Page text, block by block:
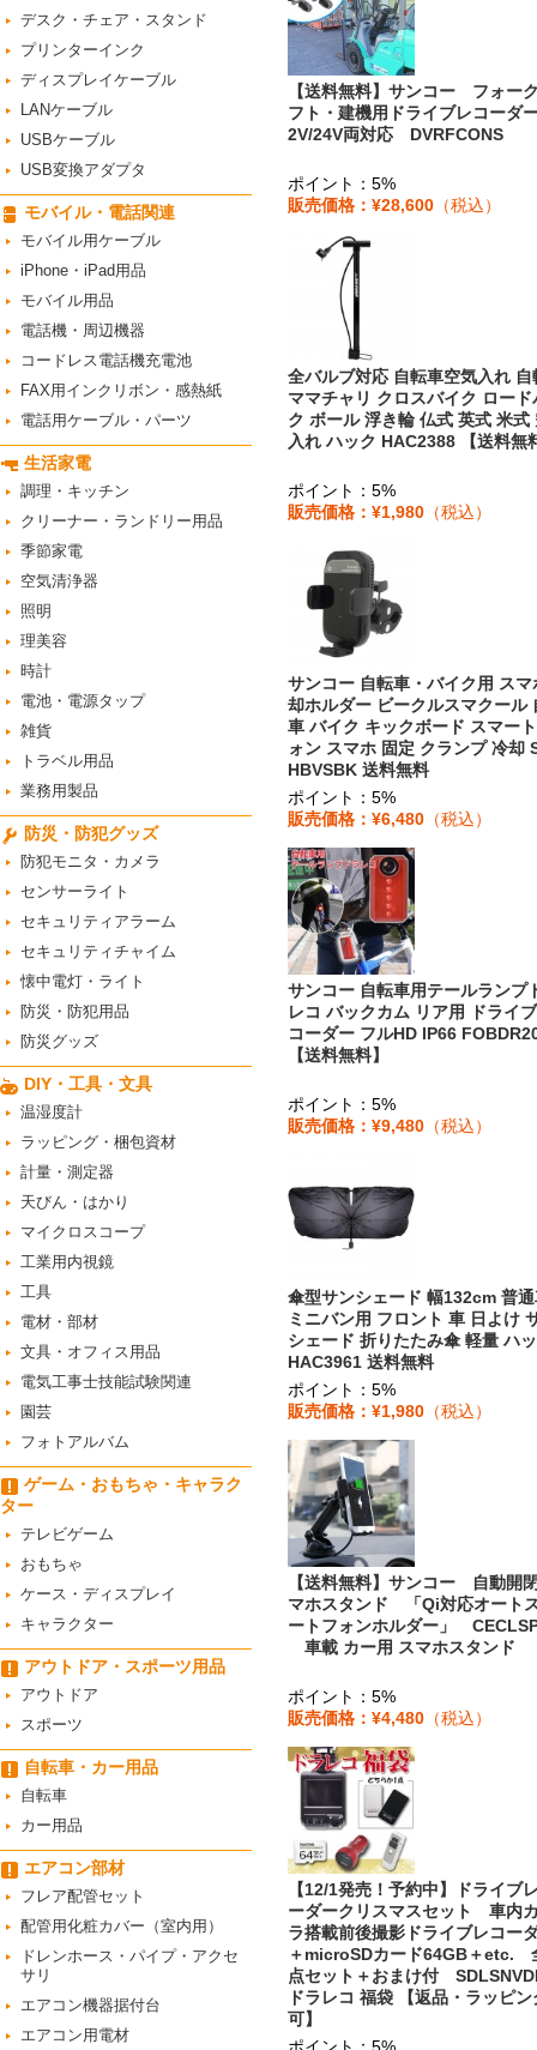
【送料無料】サンコー フォー
フト・建機用ドライブレコー
2V/24V両対応 DVRFCONS
ポイント：5%
販売価格：¥28,600 （税込）
全バルブ対応 自転車空気入れ 自
ママチャリ クロスバイク ロード
ク ボール 浮き輪 仏式 英式 米式
入れ ハック HAC2388 【送料無
ポイント：5%
販売価格：¥1,980 （税込）
サンコー 自転車・バイク用 スマ
却ホルダー ビークルスマクール
車 バイク キックボード スマー
ォン スマホ 固定 クランプ 冷却
HBVSBK 送料無料
ポイント：5%
販売価格：¥6,480 （税込）
サンコー 自転車用テールランプ
レコ バックカム リア用 ドライ
コーダー フルHD IP66
【送料無料】
ポイント：5%
販売価格：¥9,480 （税込）
傘型サンシェード 幅132cm 普
ミニバン用 フロント 車 日よけ
シェード 折りたたみ傘 軽量 ハ
HAC3961 送料無料
ポイント：5%
販売価格：¥1,980 （税込）
【送料無料】サンコー 自動開
マホスタンド 「Qi対応オート
ートフォンホルダー」
車載 カー用 スマホスタンド
ポイント：5%
販売価格：¥4,480 （税込）
【12/1発売！予約中】ドライブ
ーダークリスマスセット 車内
ラ搭載前後撮影ドライブレコー
＋microSDカード64GB＋etc.
点セット＋おまけ付
ドラレコ 福袋 【返品・ラッピン
可】
デスク・チェア・スタンド
プリンターインク
ディスプレイケーブル
LANケーブル
USBケーブル
USB変換アダプタ
モバイル・電話関連
モバイル用ケーブル
iPhone・iPad用品
モバイル用品
電話機・周辺機器
コードレス電話機充電池
FAX用インクリボン・感熱紙
電話用ケーブル・パーツ
生活家電
調理・キッチン
クリーナー・ランドリー用品
季節家電
空気清浄器
照明
理美容
時計
電池・電源タップ
雑貨
トラベル用品
業務用製品
防災・防犯グッズ
防犯モニタ・カメラ
センサーライト
セキュリティアラーム
セキュリティチャイム
懐中電灯・ライト
防災・防犯用品
防災グッズ
DIY・工具・文具
温湿度計
ラッピング・梱包資材
計量・測定器
天びん・はかり
マイクロスコープ
工業用内視鏡
工具
電材・部材
文具・オフィス用品
電気工事士技能試験関連
園芸
フォトアルバム
ゲーム・おもちゃ・キャラク
ター
テレビゲーム
おもちゃ
ケース・ディスプレイ
キャラクター
アウトドア・スポーツ用品
アウトドア
スポーツ
自転車・カー用品
自転車
カー用品
エアコン部材
フレア配管セット
配管用化粧カバー（室内用）
ドレンホース・パイプ・アクセ
サリ
エアコン機器据付台
エアコン用電材